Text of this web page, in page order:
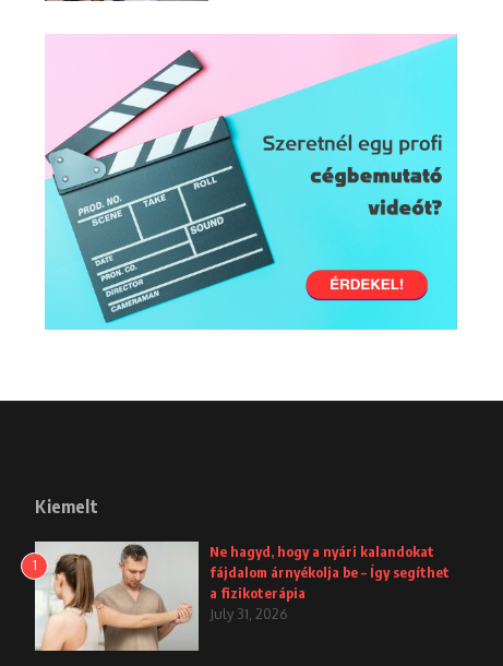
Kiemelt
1
Ne hagyd, hogy a nyári kalandokat
fájdalom árnyékolja be – Így segíthet
a fizikoterápia
July 31, 2026